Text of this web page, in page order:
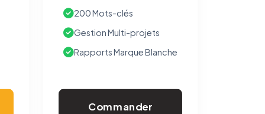
200 Mots-clés
Gestion Multi-projets
Rapports Marque Blanche
Commander